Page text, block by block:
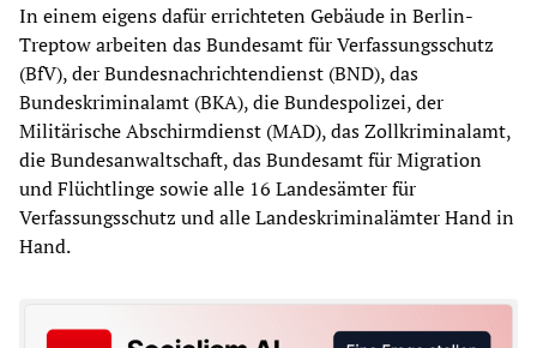
In einem eigens dafür errichteten Gebäude in Berlin-
Treptow arbeiten das Bundesamt für Verfassungsschutz
(BfV), der Bundesnachrichtendienst (BND), das
Bundeskriminalamt (BKA), die Bundespolizei, der
Militärische Abschirmdienst (MAD), das Zollkriminalamt,
die Bundesanwaltschaft, das Bundesamt für Migration
und Flüchtlinge sowie alle 16 Landesämter für
Verfassungsschutz und alle Landeskriminalämter Hand in
Hand.